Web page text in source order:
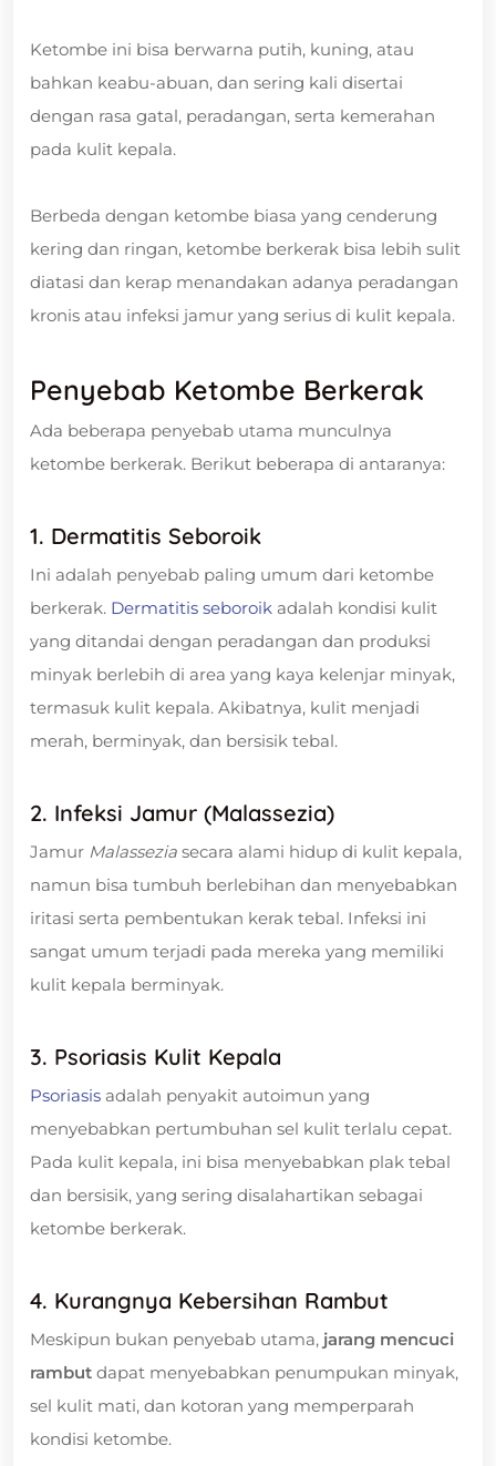
Ketombe ini bisa berwarna putih, kuning, atau
bahkan keabu-abuan, dan sering kali disertai
dengan rasa gatal, peradangan, serta kemerahan
pada kulit kepala.
Berbeda dengan ketombe biasa yang cenderung
kering dan ringan, ketombe berkerak bisa lebih sulit
diatasi dan kerap menandakan adanya peradangan
kronis atau infeksi jamur yang serius di kulit kepala.
Penyebab Ketombe Berkerak
Ada beberapa penyebab utama munculnya
ketombe berkerak. Berikut beberapa di antaranya:
1. Dermatitis Seboroik
Ini adalah penyebab paling umum dari ketombe
berkerak. Dermatitis seboroik adalah kondisi kulit
yang ditandai dengan peradangan dan produksi
minyak berlebih di area yang kaya kelenjar minyak,
termasuk kulit kepala. Akibatnya, kulit menjadi
merah, berminyak, dan bersisik tebal.
2. Infeksi Jamur (Malassezia)
Jamur Malassezia secara alami hidup di kulit kepala,
namun bisa tumbuh berlebihan dan menyebabkan
iritasi serta pembentukan kerak tebal. Infeksi ini
sangat umum terjadi pada mereka yang memiliki
kulit kepala berminyak.
3. Psoriasis Kulit Kepala
Psoriasis adalah penyakit autoimun yang
menyebabkan pertumbuhan sel kulit terlalu cepat.
Pada kulit kepala, ini bisa menyebabkan plak tebal
dan bersisik, yang sering disalahartikan sebagai
ketombe berkerak.
4. Kurangnya Kebersihan Rambut
Meskipun bukan penyebab utama, jarang mencuci
rambut dapat menyebabkan penumpukan minyak,
sel kulit mati, dan kotoran yang memperparah
kondisi ketombe.